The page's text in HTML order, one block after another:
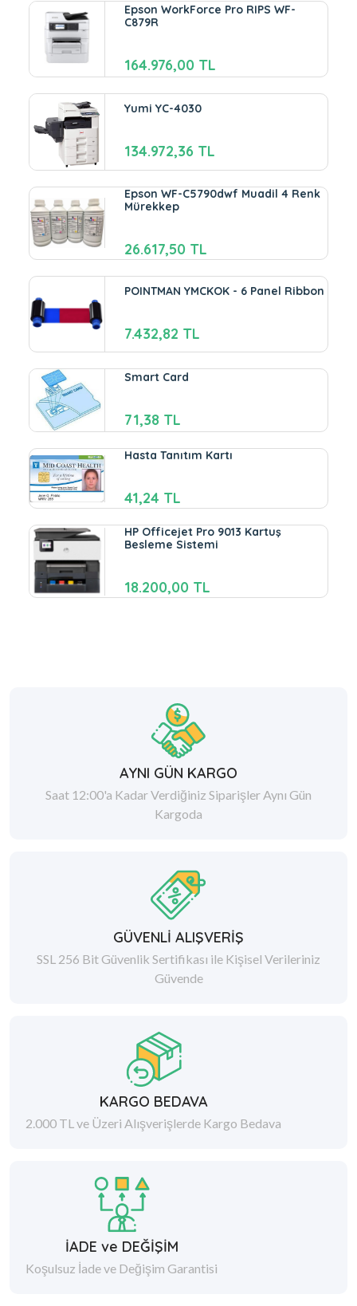
Epson WorkForce Pro RIPS WF-
C879R
164.976,00 TL
Yumi YC-4030
134.972,36 TL
Epson WF-C5790dwf Muadil 4 Renk
Mürekkep
26.617,50 TL
POINTMAN YMCKOK - 6 Panel Ribbon
7.432,82 TL
Smart Card
71,38 TL
Hasta Tanıtım Kartı
41,24 TL
HP Officejet Pro 9013 Kartuş
Besleme Sistemi
18.200,00 TL
AYNI GÜN KARGO
Saat 12:00'a Kadar Verdiğiniz Siparişler Aynı Gün
Kargoda
GÜVENLİ ALIŞVERİŞ
SSL 256 Bit Güvenlik Sertifikası ile Kişisel Verileriniz
Güvende
KARGO BEDAVA
2.000 TL ve Üzeri Alışverişlerde Kargo Bedava
İADE ve DEĞİŞİM
Koşulsuz İade ve Değişim Garantisi